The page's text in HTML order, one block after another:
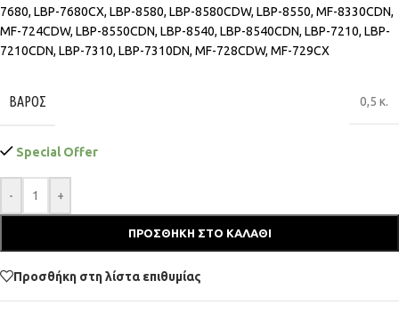
7680, LBP-7680CX, LBP-8580, LBP-8580CDW, LBP-8550, MF-8330CDN,
MF-724CDW, LBP-8550CDN, LBP-8540, LBP-8540CDN, LBP-7210, LBP-
7210CDN, LBP-7310, LBP-7310DN, MF-728CDW, MF-729CX
ΒΆΡΟΣ 0,5 κ.
Special Offer
- +
ΠΡΟΣΘΉΚΗ ΣΤΟ ΚΑΛΆΘΙ
Προσθήκη στη λίστα επιθυμίας